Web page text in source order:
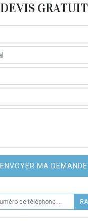
DEVIS GRATUIT